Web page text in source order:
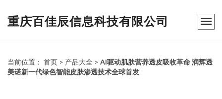
重庆百佳辰信息科技有限公司
当前位置： 首页 > 产品大全 > AI驱动肌肤营养透皮吸收革命 润辉透
美诺新一代绿色智能皮肤渗透技术全球首发